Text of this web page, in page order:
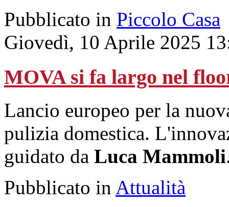
Pubblicato in Piccolo Casa
Giovedì, 10 Aprile 2025
MOVA si fa largo nel
Lancio europeo per la
pulizia domestica.
guidato da Luca Mammoli
Pubblicato in Attualità